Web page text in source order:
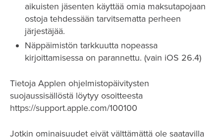
aikuisten jäsenten käyttää omia maksutapojaan
ostoja tehdessään tarvitsematta perheen
järjestäjää.
Näppäimistön tarkkuutta nopeassa
kirjoittamisessa on parannettu. (vain iOS 26.4)
Tietoja Applen ohjelmistopäivitysten
suojaussisällöstä löytyy osoitteesta
https://support.apple.com/100100
Jotkin ominaisuudet eivät välttämättä ole saatavilla